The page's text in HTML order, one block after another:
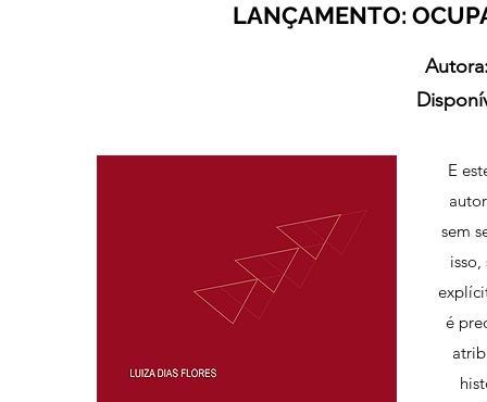
LANÇAMENTO:
E
sem
é